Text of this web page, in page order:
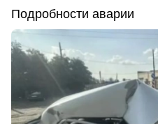
Подробности аварии